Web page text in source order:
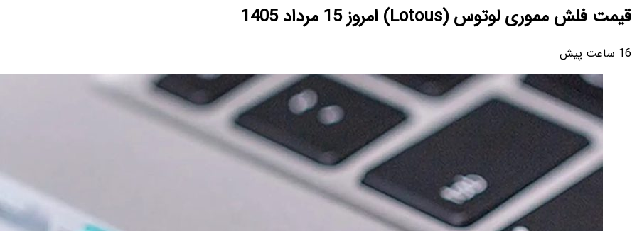
قیمت فلش مموری لوتوس (Lotous) امروز 15 مرداد 1405
16 ساعت پیش